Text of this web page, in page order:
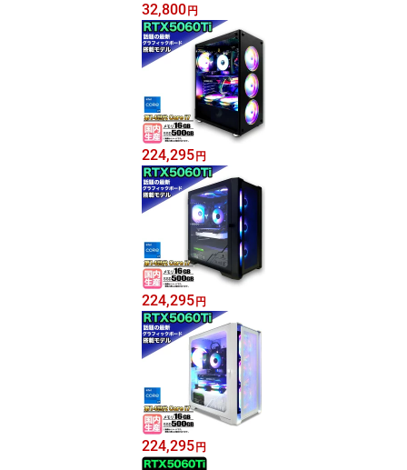
32,800 円
224,295 円
224,295 円
224,295 円